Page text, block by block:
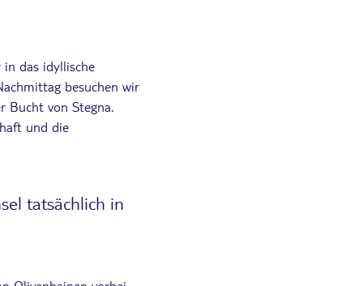
das idyllische
besuchen wir
Bucht von Stegna.
und die
tatsächlich in